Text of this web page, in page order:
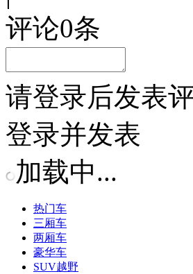
评论0条
请登录后发表
登录并发表
加载中...
热门车
三厢车
两厢车
豪华车
SUV越野